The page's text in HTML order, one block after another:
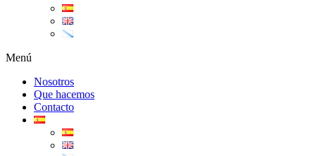
Menú
Nosotros
Que hacemos
Contacto